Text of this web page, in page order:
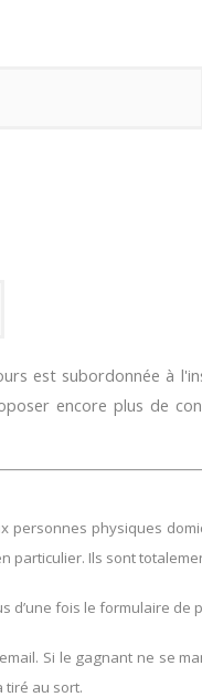
est subordonnée à
encore plus de
personnes physiques
particulier. Ils sont
d’une fois le formulaire de
Si le gagnant ne se
tiré au sort.